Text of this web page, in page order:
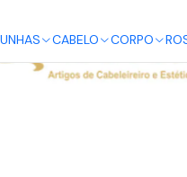
UNHAS CABELO CORPO